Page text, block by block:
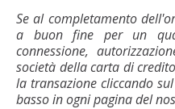
Se al completamento
a buon fine per un
connessione,
società della carta di
la transazione cliccando
basso in ogni pagina del